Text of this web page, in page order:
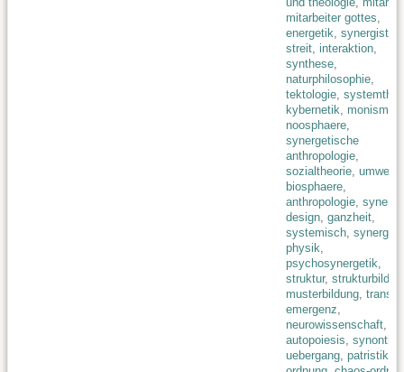
mitarbeiter gottes,
energetik,
streit, interaktion,
synthese,
naturphilosophie,
tektologie,
kybernetik, monismus
noosphaere,
synergetische
anthropologie,
sozialtheorie, umwelt
biosphaere,
anthropologie,
design, ganzheit,
systemisch,
physik,
psychosynergetik,
struktur,
musterbildung, transfer
emergenz,
neurowissenschaft,
autopoiesis, synontie
uebergang, patristik